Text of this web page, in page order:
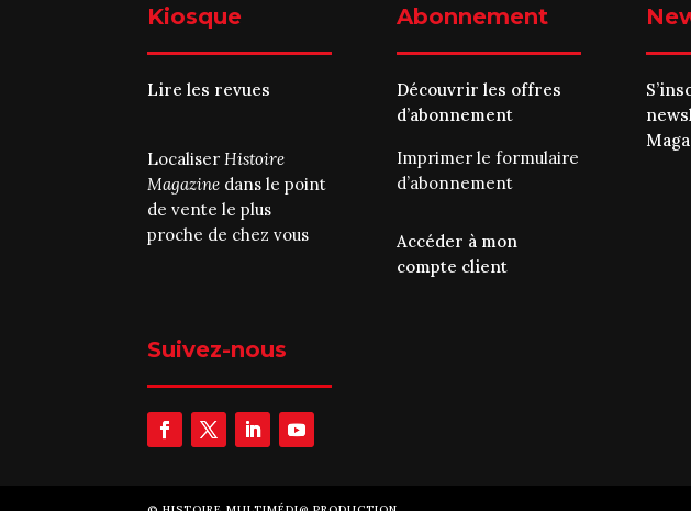
Kiosque
Lire les revues
LocaliserHistoire
Magazine dans le point
de vente le plus
proche de chez vous
Abonnement
Découvrir les offres
d’abonnement
Imprimer leformulaire
d’abonnement
Accéder à mon
compte client
Suivez-nous